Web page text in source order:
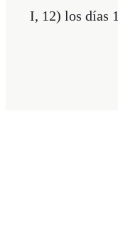
I, 12) los días